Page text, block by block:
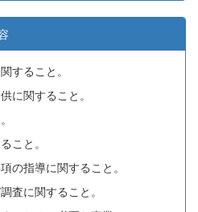
すること。
に関すること。
こと。
指導に関すること。
に関すること。